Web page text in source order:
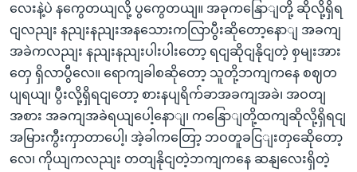
လေးနဲ့ပဲ နကွေတယျလို့ ပွကွေတယျ။ အခုကနြောျတို့ ဆိုလို့ရှိရ
ငျလညျး နညျးနညျးအနသေားကလြာပွီးဆိုတော့နောျ အခကျ
အခဲကလညျး နညျးနညျးပါးပါးတော့ ရငျဆိုငျနိုငျတဲ့ စှမျးအား
တှေ ရှိလာပွီလေ။ ရောကျခါစဆိုတော့ သူတို့ဘကျကနေ စဈတ
ပျရယျ၊ ပွီးလို့ရှိရငျတော့ စားနပျရိက်ခာအခကျအခဲ၊ အဝတျ
အစား အခကျအခဲရယျပေါ့နောျ၊ ကနြောျတို့ထကျဆိုလို့ရှိရငျ
အမြားကွီးကှာတာပေါ့၊ အဲ့ခါကတြော့ ဘဝတူခငြျးတှဆေိုတော့
လေ၊ ကိုယျကလညျး တတျနိုငျတဲ့ဘကျကနေ ဆနျလေးရှိတဲ့